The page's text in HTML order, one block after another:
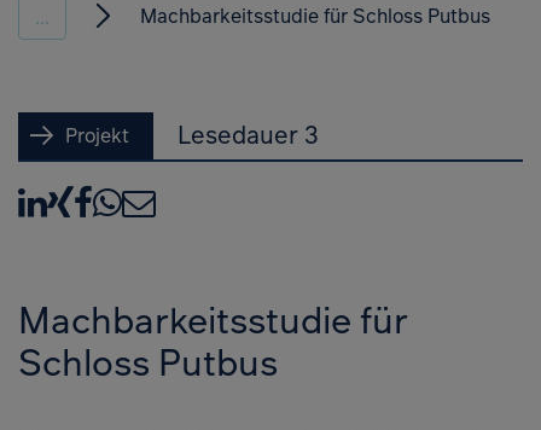
... Machbarkeitsstudie für Schloss Putbus
Projekt Lesedauer 3
LinkedIn
XING
Facebook
WhatsApp
E-Mail
Machbarkeitsstudie für
Schloss Putbus